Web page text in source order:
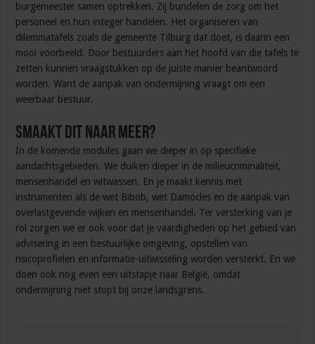
burgemeester samen optrekken. Zij bundelen de zorg om het
personeel en hun integer handelen. Het organiseren van
dilemmatafels zoals de gemeente Tilburg dat doet, is daarin een
mooi voorbeeld. Door bestuurders aan het hoofd van die tafels te
zetten kunnen vraagstukken op de juiste manier beantwoord
worden. Want de aanpak van ondermijning vraagt om een
weerbaar bestuur.
Smaakt dit naar meer?
In de komende modules gaan we dieper in op specifieke
aandachtsgebieden. We duiken dieper in de milieucriminaliteit,
mensenhandel en witwassen. En je maakt kennis met
instrumenten als de wet Bibob, wet Damocles en de aanpak van
overlastgevende wijken en mensenhandel. Ter versterking van je
rol zorgen we er ook voor dat je vaardigheden op het gebied van
advisering in een bestuurlijke omgeving, opstellen van
risicoprofielen en informatie-uitwisseling worden versterkt. En we
doen ook nog even een uitstapje naar België, omdat
ondermijning niet stopt bij onze landsgrens.